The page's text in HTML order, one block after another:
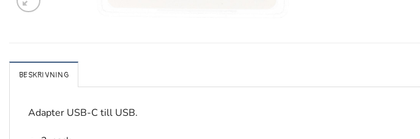
BESKRIVNING
Adapter USB-C till USB.